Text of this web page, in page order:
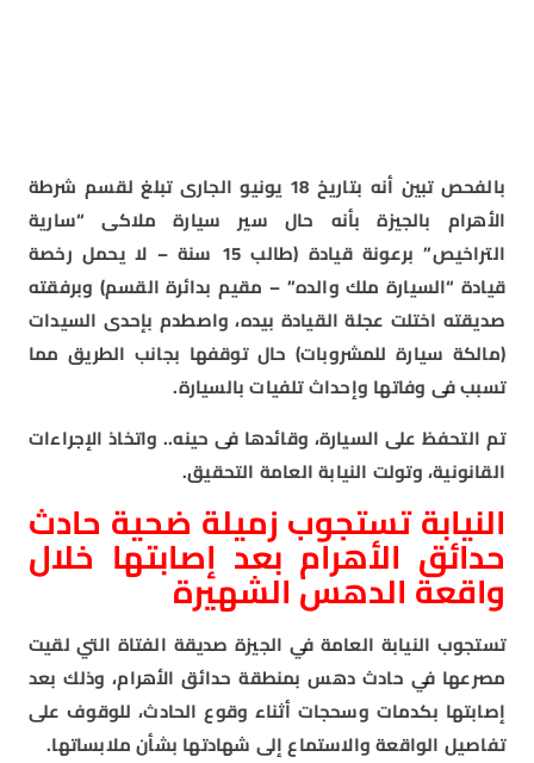
بالفحص تبين أنه بتاريخ 18 يونيو الجارى تبلغ لقسم شرطة
الأهرام بالجيزة بأنه حال سير سيارة ملاكى “سارية
التراخيص” برعونة قيادة (طالب 15 سنة – لا يحمل رخصة
قيادة “السيارة ملك والده” – مقيم بدائرة القسم) وبرفقته
صديقته اختلت عجلة القيادة بيده، واصطدم بإحدى السيدات
(مالكة سيارة للمشروبات) حال توقفها بجانب الطريق مما
تسبب فى وفاتها وإحداث تلفيات بالسيارة.
تم التحفظ على السيارة، وقائدها فى حينه.. واتخاذ الإجراءات
القانونية، وتولت النيابة العامة التحقيق.
النيابة تستجوب زميلة ضحية حادث
حدائق الأهرام بعد إصابتها خلال
واقعة الدهس الشهيرة
تستجوب النيابة العامة في الجيزة صديقة الفتاة التي لقيت
مصرعها في حادث دهس بمنطقة حدائق الأهرام، وذلك بعد
إصابتها بكدمات وسحجات أثناء وقوع الحادث، للوقوف على
تفاصيل الواقعة والاستماع إلى شهادتها بشأن ملابساتها.